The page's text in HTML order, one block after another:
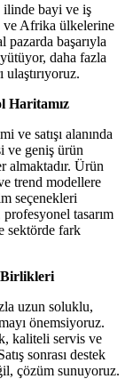
ilinde bayi ve iş
ve Afrika ülkelerine
pazarda başarıyla
daha fazla
Haritamız
ve satışı alanında
ve geniş ürün
almaktadır. Ürün
trend modellere
seçenekleri
tasarım
sektörde fark
Birlikleri
uzun soluklu,
önemsiyoruz.
kaliteli servis ve
sonrası destek
çözüm sunuyoruz.